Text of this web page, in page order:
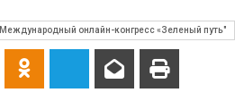
Международный онлайн-конгресс «Зеленый путь"